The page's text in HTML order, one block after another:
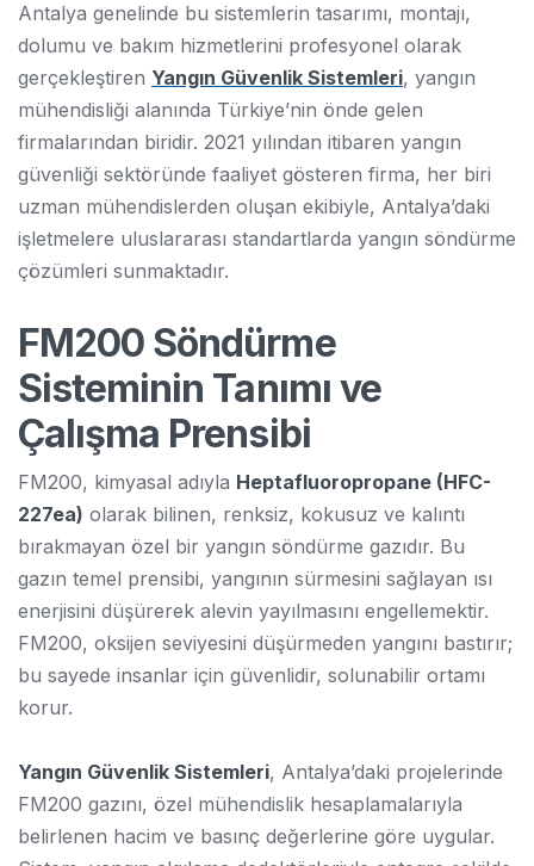
Antalya genelinde bu sistemlerin tasarımı, montajı,
dolumu ve bakım hizmetlerini profesyonel olarak
gerçekleştiren Yangın Güvenlik Sistemleri, yangın
mühendisliği alanında Türkiye’nin önde gelen
firmalarından biridir. 2021 yılından itibaren yangın
güvenliği sektöründe faaliyet gösteren firma, her biri
uzman mühendislerden oluşan ekibiyle, Antalya’daki
işletmelere uluslararası standartlarda yangın söndürme
çözümleri sunmaktadır.
FM200 Söndürme
Sisteminin Tanımı ve
Çalışma Prensibi
FM200, kimyasal adıyla Heptafluoropropane (HFC-
227ea) olarak bilinen, renksiz, kokusuz ve kalıntı
bırakmayan özel bir yangın söndürme gazıdır. Bu
gazın temel prensibi, yangının sürmesini sağlayan ısı
enerjisini düşürerek alevin yayılmasını engellemektir.
FM200, oksijen seviyesini düşürmeden yangını bastırır;
bu sayede insanlar için güvenlidir, solunabilir ortamı
korur.
Yangın Güvenlik Sistemleri, Antalya’daki projelerinde
FM200 gazını, özel mühendislik hesaplamalarıyla
belirlenen hacim ve basınç değerlerine göre uygular.